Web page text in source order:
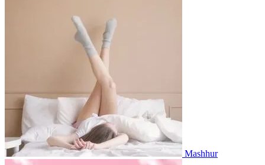
Mashhur